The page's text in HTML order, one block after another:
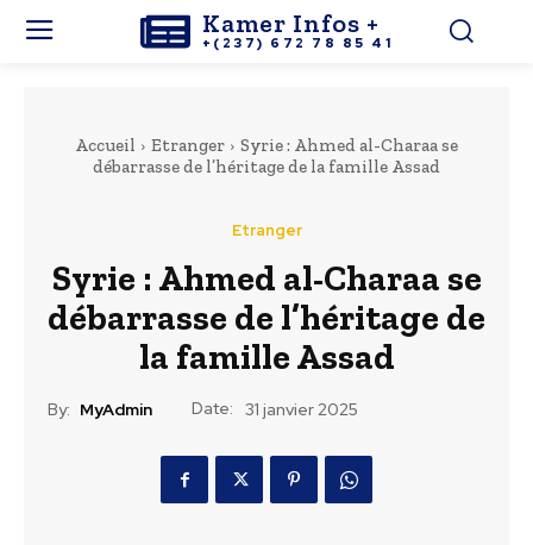
Kamer Infos +
+(237) 672 78 85 41
Accueil Etranger
Syrie : Ahmed al-Charaa se
débarrasse de l’héritage de la famille Assad
Etranger
Syrie : Ahmed al-Charaa se
débarrasse de l’héritage de
la famille Assad
By: MyAdmin Date: 31 janvier 2025